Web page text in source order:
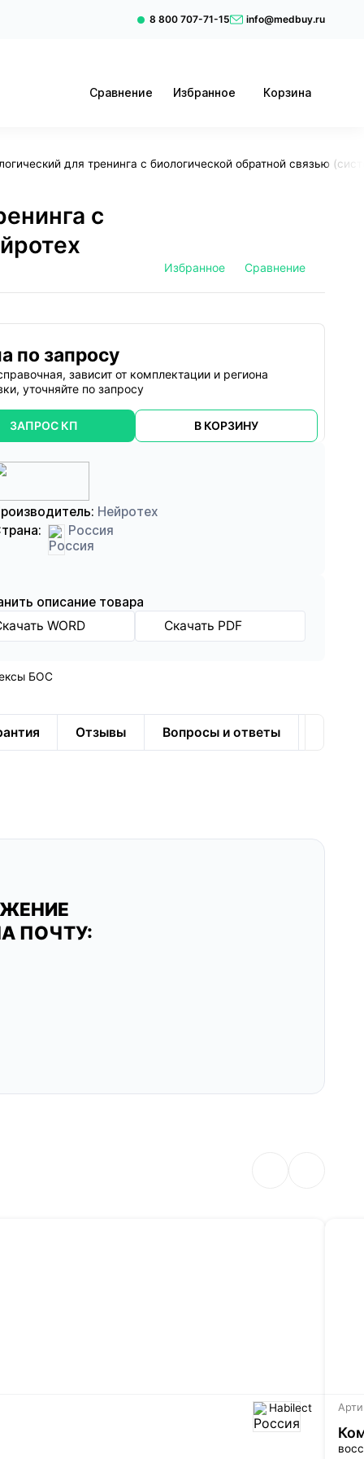
8 800 707-71-15 info@medbuy.ru
Сравнение Избранное Корзина
для тренинга с биологической обратной связью
с
Избранное Сравнение
по запросу
зависит от комплектации и региона
уточняйте по запросу
ЗАПРОС КП В КОРЗИНУ
Нейротех
Россия
описание товара
WORD
Скачать PDF
БОС
Отзывы Вопросы и ответы
ПОЧТУ:
Habilect